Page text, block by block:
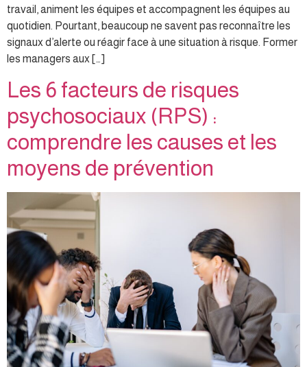
travail, animent les équipes et accompagnent les équipes au
quotidien. Pourtant, beaucoup ne savent pas reconnaître les
signaux d’alerte ou réagir face à une situation à risque. Former
les managers aux […]
Les 6 facteurs de risques
psychosociaux (RPS) :
comprendre les causes et les
moyens de prévention